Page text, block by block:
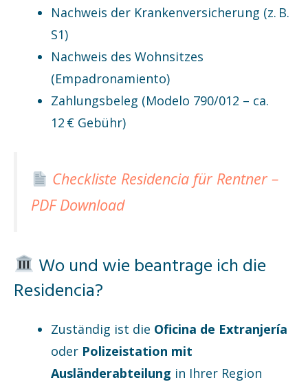
Nachweis der Krankenversicherung (z. B.
S1)
Nachweis des Wohnsitzes
(Empadronamiento)
Zahlungsbeleg (Modelo 790/012 – ca.
12 € Gebühr)
Checkliste Residencia für Rentner –
PDF Download
Wo und wie beantrage ich die
Residencia?
Zuständig ist die Oficina de Extranjería
oder Polizeistation mit
Ausländerabteilung in Ihrer Region